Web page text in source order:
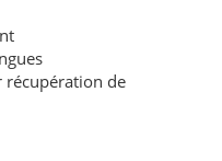
récupération de